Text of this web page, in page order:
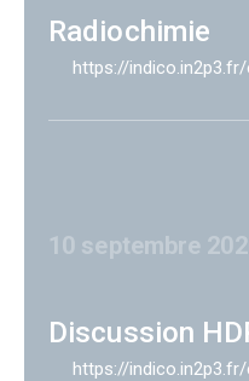
Radiochimie
https://
10 septembre
Discussion
https://